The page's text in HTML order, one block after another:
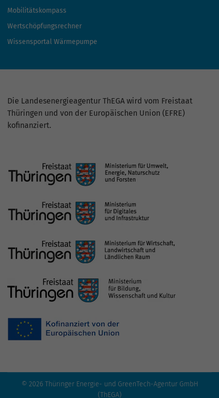
Mobilitätskompass
Wertschöpfungsrechner
Wissensportal Wärmepumpe
Die Landesenergieagentur ThEGA wird vom Freistaat
Thüringen und von der Europäischen Union (EFRE)
kofinanziert.
© 2026 Thüringer Energie- und GreenTech-Agentur GmbH
(ThEGA)